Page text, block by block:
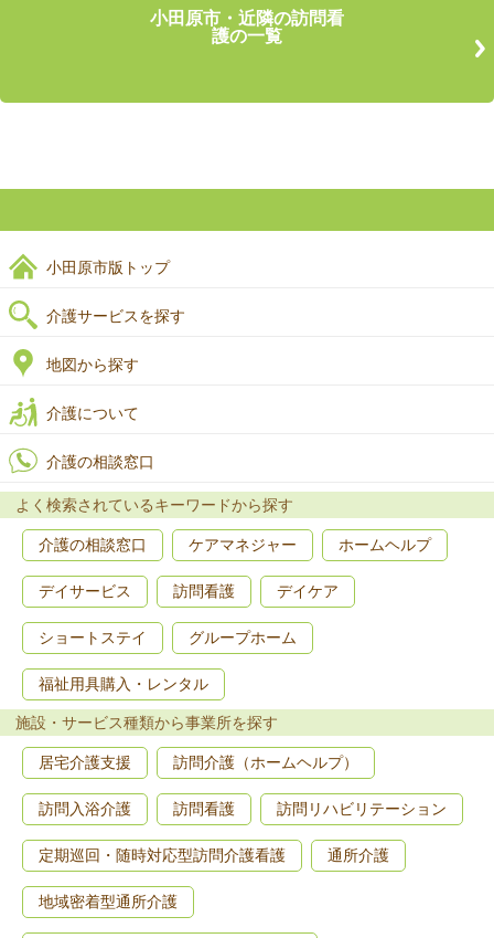
小田原市・近隣の訪問看
護の一覧
小田原市版トップ
介護サービスを探す
地図から探す
介護について
介護の相談窓口
よく検索されているキーワードから探す
介護の相談窓口 ケアマネジャー ホームヘルプ
デイサービス 訪問看護 デイケア
ショートステイ グループホーム
福祉用具購入・レンタル
施設・サービス種類から事業所を探す
居宅介護支援 訪問介護（ホームヘルプ）
訪問入浴介護 訪問看護 訪問リハビリテーション
定期巡回・随時対応型訪問介護看護 通所介護
地域密着型通所介護